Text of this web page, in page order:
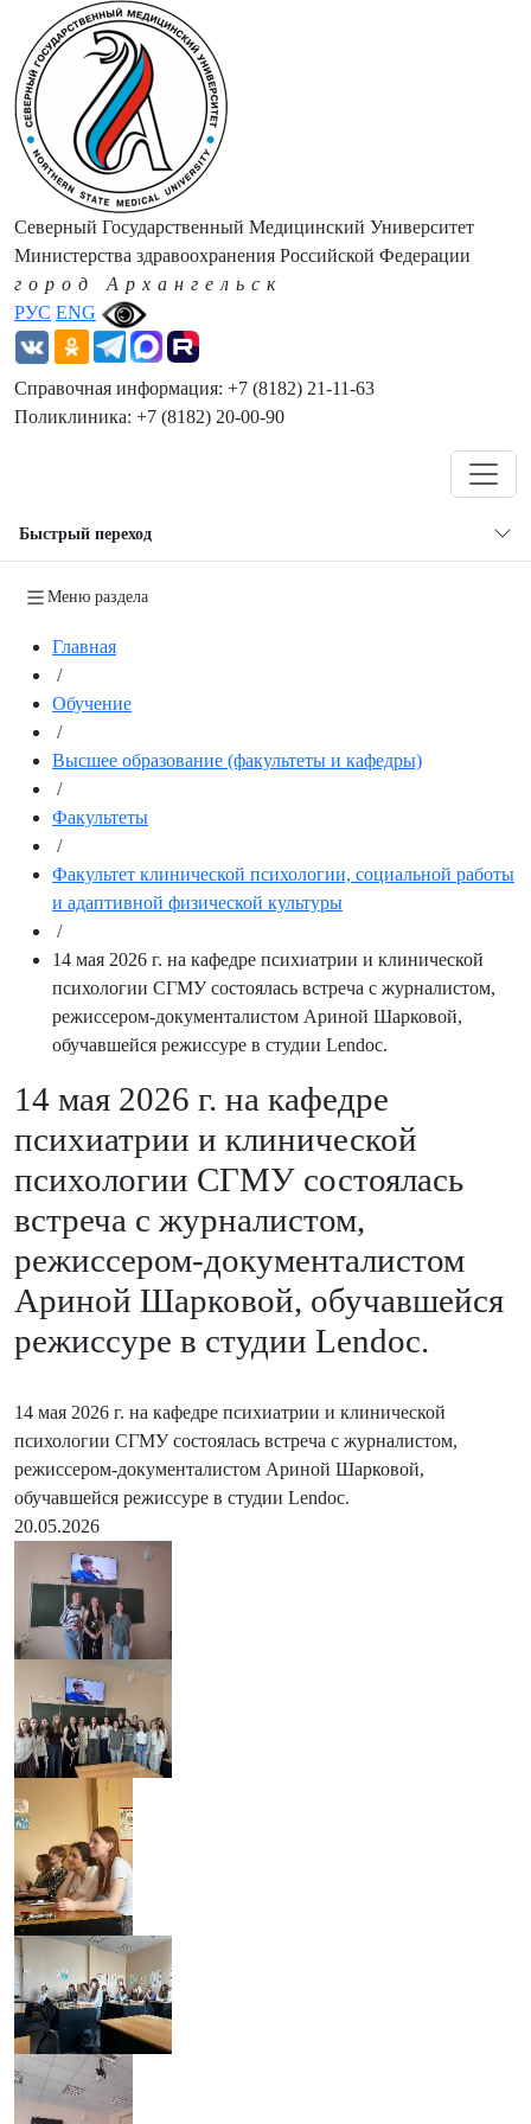
РУС ENG
Северный Государственный Медицинский Университет
Министерства здравоохранения Российской Федерации
город Архангельск
Справочная информация: +7 (8182) 21-11-63
Поликлиника: +7 (8182) 20-00-90
Быстрый переход
Меню раздела
Главная
/
Обучение
/
Высшее образование (факультеты и кафедры)
/
Факультеты
/
Факультет клинической психологии, социальной работы
и адаптивной физической культуры
/
14 мая 2026 г. на кафедре психиатрии и клинической
психологии СГМУ состоялась встреча с журналистом,
режиссером-документалистом Ариной Шарковой,
обучавшейся режиссуре в студии Lendoc.
14 мая 2026 г. на кафедре
психиатрии и клинической
психологии СГМУ состоялась
встреча с журналистом,
режиссером-документалистом
Ариной Шарковой, обучавшейся
режиссуре в студии Lendoc.
14 мая 2026 г. на кафедре психиатрии и клинической
психологии СГМУ состоялась встреча с журналистом,
режиссером-документалистом Ариной Шарковой,
обучавшейся режиссуре в студии Lendoc.
20.05.2026